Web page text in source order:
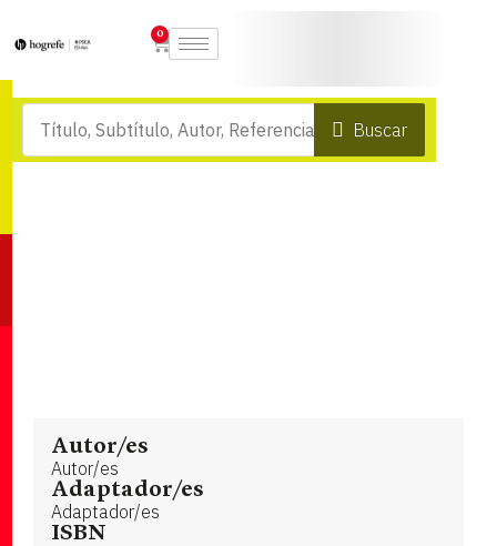
0
Buscar
Autor/es
Autor/es
Adaptador/es
Adaptador/es
ISBN